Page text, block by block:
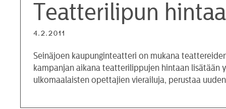
Teatterilipun
4.2.2011
Seinäjoen kaupunginteatteri on mukana
kampanjan aikana teatterilippujen hintaan lisätään
ulkomaalaisten opettajien vierailuja, perustaa